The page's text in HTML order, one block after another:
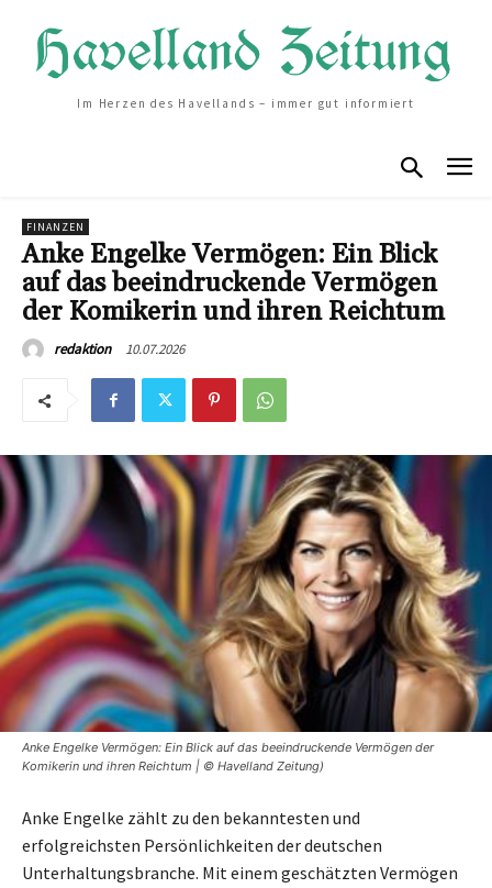
Im Herzen des Havellands – immer gut informiert
FINANZEN
Anke Engelke Vermögen: Ein Blick
auf das beeindruckende Vermögen
der Komikerin und ihren Reichtum
redaktion 10.07.2026
Anke Engelke Vermögen: Ein Blick auf das beeindruckende Vermögen der
Komikerin und ihren Reichtum | © Havelland Zeitung)
Anke Engelke zählt zu den bekanntesten und
erfolgreichsten Persönlichkeiten der deutschen
Unterhaltungsbranche. Mit einem geschätzten Vermögen